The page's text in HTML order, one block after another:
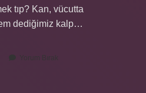
tıp? Kan, vücutta
dediğimiz kalp…
Yorum Bırak